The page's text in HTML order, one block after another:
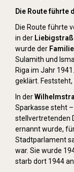
Die Route führte
Die Route führte
in der
wurde der
Sulamith und
Riga im Jahr
geklärt.
In der
Sparkasse steht
stellvertretenden
ernannt wurde,
Stadtparlament
war. Sie wurde
starb dort 1944